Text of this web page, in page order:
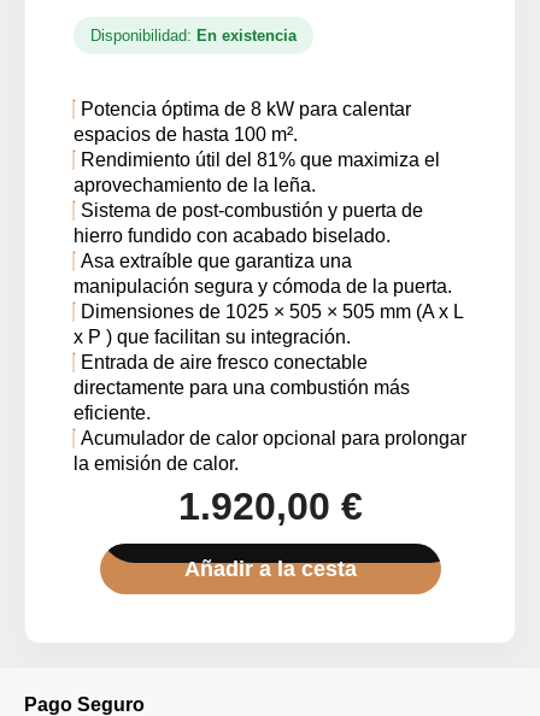
Pago Seguro
Disponibilidad: En existencia
Potencia óptima de 8 kW para calentar
espacios de hasta 100 m².
Rendimiento útil del 81% que maximiza el
aprovechamiento de la leña.
Sistema de post-combustión y puerta de
hierro fundido con acabado biselado.
Asa extraíble que garantiza una
manipulación segura y cómoda de la puerta.
Dimensiones de 1025 × 505 × 505 mm (A x L
x P ) que facilitan su integración.
Entrada de aire fresco conectable
directamente para una combustión más
eficiente.
Acumulador de calor opcional para prolongar
la emisión de calor.
1.920,00 €
Añadir a la cesta